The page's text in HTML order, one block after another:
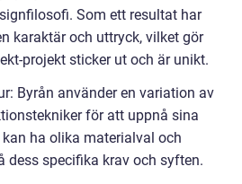
Som ett resultat har
karaktär och uttryck, vilket gör
projekt sticker ut och är unikt.
Byrån använder en variation av
för att uppnå sina
ha olika materialval och
dess specifika krav och syften.